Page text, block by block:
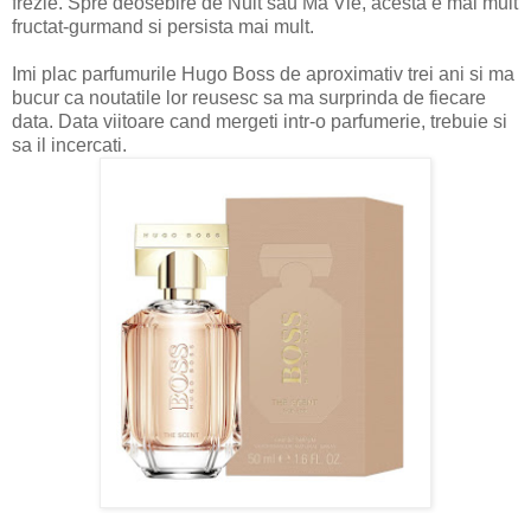
fructat-gurmand si persista mai mult.
Imi plac parfumurile Hugo Boss de aproximativ trei ani si ma
bucur ca noutatile lor reusesc sa ma surprinda de fiecare
data. Data viitoare cand mergeti intr-o parfumerie, trebuie si
sa il incercati.